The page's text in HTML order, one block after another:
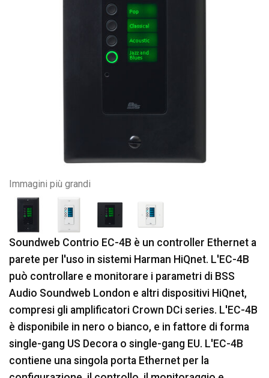
Immagini più grandi
Soundweb Contrio EC-4B è un controller Ethernet a
parete per l'uso in sistemi Harman HiQnet. L'EC-4B
può controllare e monitorare i parametri di BSS
Audio Soundweb London e altri dispositivi HiQnet,
compresi gli amplificatori Crown DCi series. L'EC-4B
è disponibile in nero o bianco, e in fattore di forma
single-gang US Decora o single-gang EU. L'EC-4B
contiene una singola porta Ethernet per la